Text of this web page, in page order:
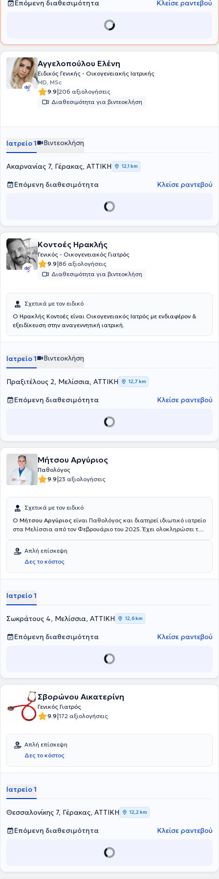
Επόμενη διαθεσιμότητα
Κλείσε ραντεβού
Αγγελοπούλου Ελένη
Ειδικός Γενικής - Οικογενειακής Ιατρικής
MD, MSc
9.9|206 αξιολογήσεις
Διαθεσιμότητα για βιντεοκλήση
Ιατρείο 1 Βιντεοκλήση
Ακαρνανίας 7, Γέρακας, ΑΤΤΙΚΗ 12,1 km
Επόμενη διαθεσιμότητα Κλείσε ραντεβού
Κοντοές Ηρακλής
Γενικός - Οικογενειακός Γιατρός
9.9|86 αξιολογήσεις
Διαθεσιμότητα για βιντεοκλήση
Σχετικά με τον ειδικό
Ο Ηρακλής Κοντοές είναι Οικογενειακός Ιατρός με ενδιαφέρον &
εξειδίκευση στην αναγεννητική ιατρική.
Ιατρείο 1 Βιντεοκλήση
Πραξιτέλους 2, Μελίσσια, ΑΤΤΙΚΗ 12,7 km
Επόμενη διαθεσιμότητα Κλείσε ραντεβού
Μήτσου Αργύριος
Παθολόγος
9.9|23 αξιολογήσεις
Σχετικά με τον ειδικό
Ο Μήτσου Αργύριος είναι Παθολόγος και διατηρεί ιδιωτικό ιατρείο
στα Μελίσσια από τον Φεβρουάριο του 2025. Έχει ολοκληρώσει την
Αμαλια Φλεμιγκ" και έχει
ιατρού.
Απλή επίσκεψη
Δες το κόστος
Ιατρείο 1
Σωκράτους 4, Μελίσσια, ΑΤΤΙΚΗ 12,6 km
Επόμενη διαθεσιμότητα Κλείσε ραντεβού
Σβορώνου Αικατερίνη
Γενικός Γιατρός
9.9|172 αξιολογήσεις
Απλή επίσκεψη
Δες το κόστος
Ιατρείο 1
Θεσσαλονίκης 7, Γέρακας, ΑΤΤΙΚΗ 12,2 km
Επόμενη διαθεσιμότητα Κλείσε ραντεβού